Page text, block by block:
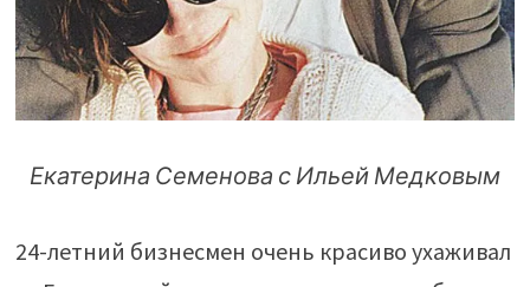
Екатерина Семенова с Ильей Медковым
24-летний бизнесмен очень красиво ухаживал